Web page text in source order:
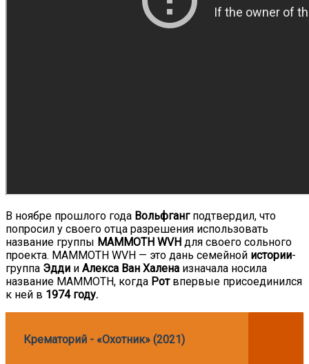
В ноябре прошлого года Вольфганг подтвердил, что
попросил у своего отца разрешения использовать
название группы MAMMOTH WVH для своего сольного
проекта. MAMMOTH WVH — это дань семейной истории-
группа Эдди и Алекса Ван Халена изначала носила
название MAMMOTH, когда Рот впервые присоединился
к ней в 1974 году.
Крематорий - «Охотник» (2021)